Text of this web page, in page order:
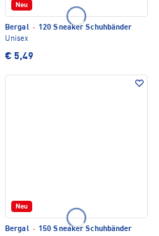
Neu
Bergal · 120 Sneaker Schuhbänder
Unisex
€ 5,49
Neu
Bergal · 150 Sneaker Schuhbänder